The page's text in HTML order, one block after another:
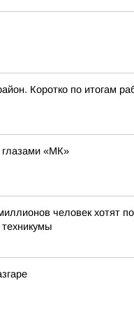
Коротко по итогам
глазами «МК»
человек хотят